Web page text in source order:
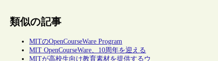
類似の記事
MITのOpenCourseWare Program
MIT OpenCourseWare、10周年を迎える
MITが高校生向け教育素材を提供するウ